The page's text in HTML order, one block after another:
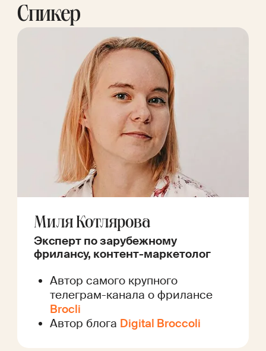
Спикер
Миля Котлярова
Эксперт по зарубежному
фрилансу, контент-маркетолог
Автор самого крупного
телеграм-канала о фрилансе
Brocli
Автор блога Digital Broccoli